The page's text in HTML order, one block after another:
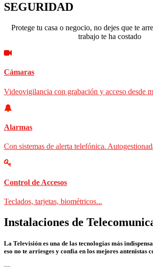
SEGURIDAD
Protege tu casa o negocio, no dejes que te
trabajo te ha costado
Cámaras
Videovigilancia con grabación y acceso desde
Alarmas
Con sistemas de alerta telefónica.
Control de Accesos
Teclados, tarjetas, biométricos...
Instalaciones de
La Televisión es una de las tecnologías más
eso no te arriesges y confía en los mejores antenistas